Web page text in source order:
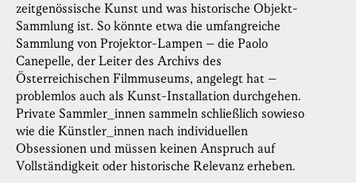
zeitgenössische Kunst und was historische Objekt-
Sammlung ist. So könnte etwa die umfangreiche
Sammlung von Projektor-Lampen – die Paolo
Canepelle, der Leiter des Archivs des
Österreichischen Filmmuseums, angelegt hat –
problemlos auch als Kunst-Installation durchgehen.
Private Sammler_innen sammeln schließlich sowieso
wie die Künstler_innen nach individuellen
Obsessionen und müssen keinen Anspruch auf
Vollständigkeit oder historische Relevanz erheben.